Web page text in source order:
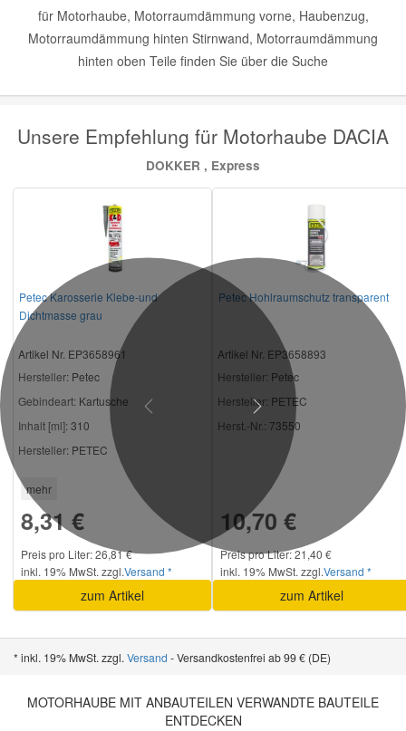
für Motorhaube, Motorraumdämmung vorne, Haubenzug,
Motorraumdämmung hinten Stirnwand, Motorraumdämmung
hinten oben Teile finden Sie über die Suche
Unsere Empfehlung für Motorhaube DACIA
DOKKER , Express
Petec Karosserie Klebe-und
Dichtmasse grau
Artikel Nr. EP3658961
Hersteller: Petec
Gebindeart: Kartusche
Inhalt [ml]: 310
Hersteller: PETEC
mehr
8,31 €
Preis pro Liter: 26,81 €
inkl. 19% MwSt. zzgl.Versand *
zum Artikel
Petec Hohlraumschutz transparent
Artikel Nr. EP3658893
Hersteller: Petec
Hersteller: PETEC
Herst.-Nr.: 73550
10,70 €
Preis pro Liter: 21,40 €
inkl. 19% MwSt. zzgl.Versand *
zum Artikel
Previous Next
* inkl. 19% MwSt. zzgl. Versand - Versandkostenfrei ab 99 € (DE)
MOTORHAUBE MIT ANBAUTEILEN VERWANDTE BAUTEILE
ENTDECKEN